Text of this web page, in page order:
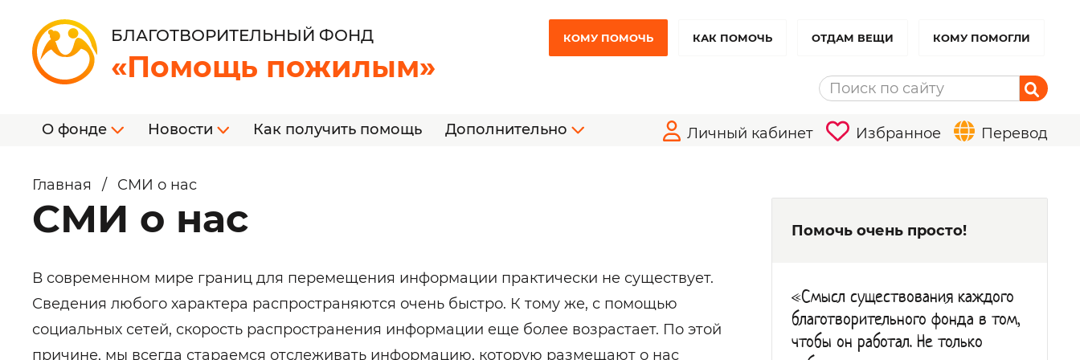
БЛАГОТВОРИТЕЛЬНЫЙ ФОНД
«Помощь пожилым»
КОМУ ПОМОЧЬ КАК ПОМОЧЬ ОТДАМ ВЕЩИ КОМУ ПОМОГЛИ
О фонде Новости Как получить помощь Дополнительно Личный кабинет Избранное Перевод
Главная / СМИ о нас
СМИ о нас
В современном мире границ для перемещения информации практически не существует.
Сведения любого характера распространяются очень быстро. К тому же, с помощью
социальных сетей, скорость распространения информации еще более возрастает. По этой
причине, мы всегда стараемся отслеживать информацию, которую размещают о нас
Помочь очень просто!
«Смысл существования каждого
благотворительного фонда в том,
чтобы он работал. Не только